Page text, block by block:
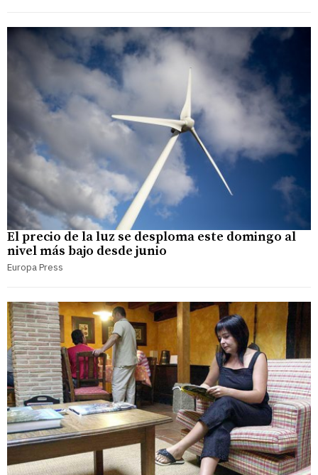
El precio de la luz se desploma este domingo al
nivel más bajo desde junio
Europa Press